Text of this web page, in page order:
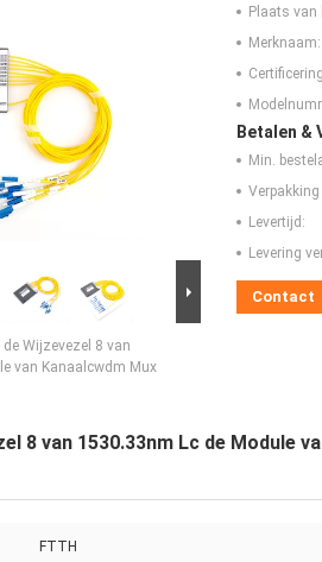
de Wijzevezel 8 van
van Kanaalcwdm Mux
Plaats van
Merknaam:
Betalen &
Min.
Levertijd:
Levering
Contact
8 van 1530.33nm Lc de Module
FTTH